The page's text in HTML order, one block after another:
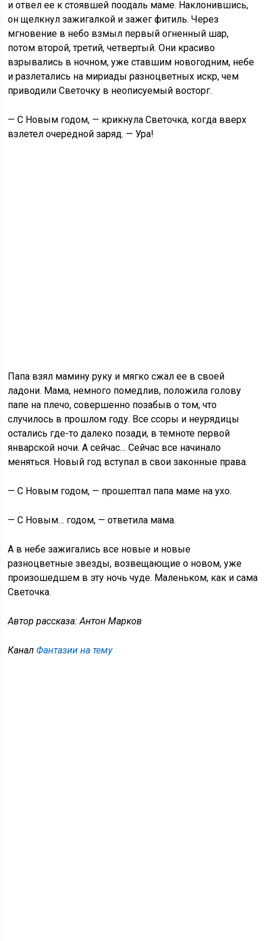
и отвел ее к стоявшей поодаль маме. Наклонившись,
он щелкнул зажигалкой и зажег фитиль. Через
мгновение в небо взмыл первый огненный шар,
потом второй, третий, четвертый. Они красиво
взрывались в ночном, уже ставшим новогодним, небе
и разлетались на мириады разноцветных искр, чем
приводили Светочку в неописуемый восторг.
— С Новым годом, — крикнула Светочка, когда вверх
взлетел очередной заряд. — Ура!
Папа взял мамину руку и мягко сжал ее в своей
ладони. Мама, немного помедлив, положила голову
папе на плечо, совершенно позабыв о том, что
случилось в прошлом году. Все ссоры и неурядицы
остались где-то далеко позади, в темноте первой
январской ночи. А сейчас… Сейчас все начинало
меняться. Новый год вступал в свои законные права.
— С Новым годом, — прошептал папа маме на ухо.
— С Новым… годом, — ответила мама.
А в небе зажигались все новые и новые
разноцветные звезды, возвещающие о новом, уже
произошедшем в эту ночь чуде. Маленьком, как и сама
Светочка.
Автор рассказа: Антон Марков
КаналФантазии на тему